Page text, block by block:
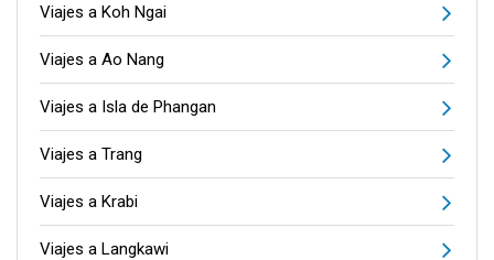
Viajes a Koh Ngai
Viajes a Ao Nang
Viajes a Isla de Phangan
Viajes a Trang
Viajes a Krabi
Viajes a Langkawi